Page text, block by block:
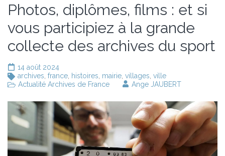
Photos, diplômes, films : et si
vous participiez à la grande
collecte des archives du sport
14 août 2024
archives france histoires mairie villages ville
Actualité Archives de France
Ange JAUBERT